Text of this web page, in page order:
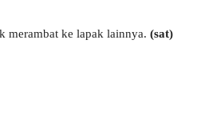
merambat ke lapak lainnya. (sat)